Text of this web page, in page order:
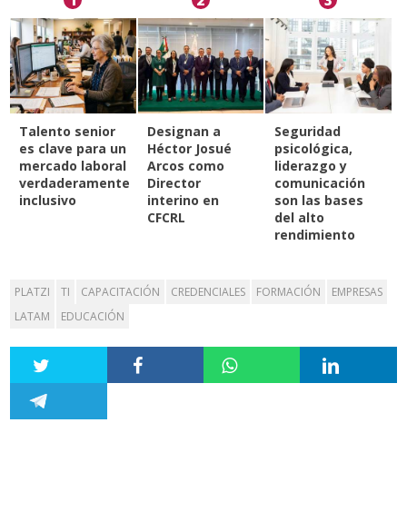
Talento senior
es clave para un
mercado laboral
verdaderamente
inclusivo
Designan a
Héctor Josué
Arcos como
Director
interino en
CFCRL
Seguridad
psicológica,
liderazgo y
comunicación
son las bases
del alto
rendimiento
PLATZI TI CAPACITACIÓN CREDENCIALES FORMACIÓN
EMPRESAS
LATAM
EDUCACIÓN